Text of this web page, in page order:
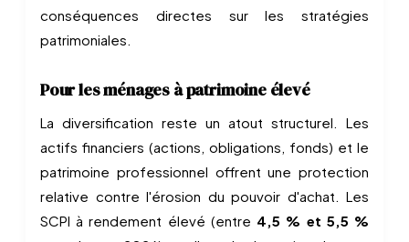
conséquences directes sur les stratégies
patrimoniales.
Pour les ménages à patrimoine élevé
La diversification reste un atout structurel. Les
actifs financiers (actions, obligations, fonds) et le
patrimoine professionnel offrent une protection
relative contre l'érosion du pouvoir d'achat. Les
SCPI à rendement élevé (entre 4,5 % et 5,5 %